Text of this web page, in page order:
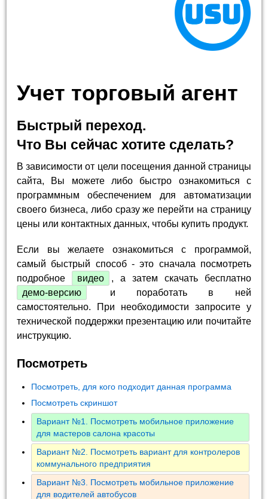
Учет торговый агент
Быстрый переход.
Что Вы сейчас хотите сделать?
В зависимости от цели посещения данной страницы
сайта, Вы можете либо быстро ознакомиться с
программным обеспечением для автоматизации
своего бизнеса, либо сразу же перейти на страницу
цены или контактных данных, чтобы купить продукт.
Если вы желаете ознакомиться с программой,
самый быстрый способ - это сначала посмотреть
подробное
видео
, а затем скачать бесплатно
демо-версию
и поработать в ней
самостоятельно. При необходимости запросите у
технической поддержки презентацию или почитайте
инструкцию.
Посмотреть
Посмотреть, для кого подходит данная программа
Посмотреть скриншот
Вариант №1. Посмотреть мобильное приложение
для мастеров салона красоты
Вариант №2. Посмотреть вариант для контролеров
коммунального предприятия
Вариант №3. Посмотреть мобильное приложение
для водителей автобусов